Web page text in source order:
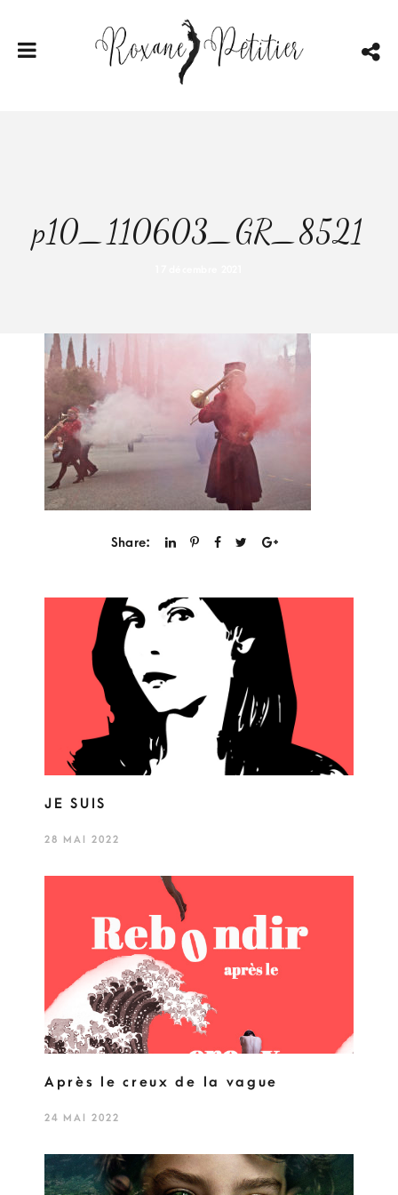
p10_110603_GR_8521
Share:
JE SUIS
28 MAI 2022
Après le creux de la vague
24 MAI 2022